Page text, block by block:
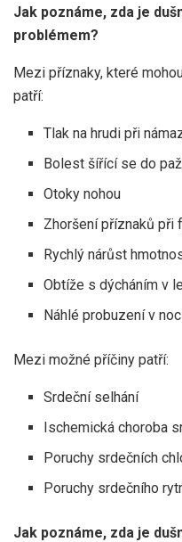
Jak poznáme, zda je
problémem?
Mezi příznaky, které
patří:
Tlak na hrudi při
Bolest šířící se do
Otoky nohou
Zhoršení příznaků při
Rychlý nárůst
Obtíže s dýcháním v
Náhlé probuzení v
Mezi možné příčiny patří:
Srdeční selhání
Ischemická choroba
Poruchy srdečních
Poruchy srdečního
Jak poznáme, zda je